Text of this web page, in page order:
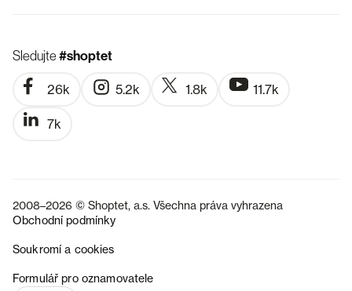
Sledujte#shoptet
26k 5.2k 1.8k 11.7k
7k
2008–2026 © Shoptet, a.s. Všechna práva vyhrazena
Obchodní podmínky
Soukromí a cookies
Formulář pro oznamovatele